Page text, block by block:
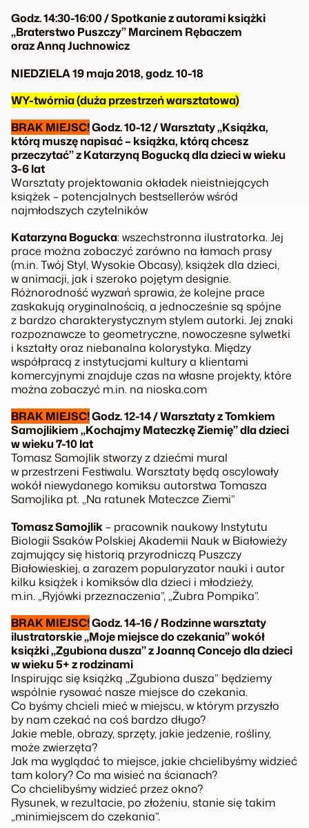
Godz. 14:30-16:00 / Spotkanie z autorami książki
„Braterstwo Puszczy” Marcinem Rębaczem
oraz Anną Juchnowicz
NIEDZIELA 19 maja 2018, godz. 10-18
WY-twórnia (duża przestrzeń warsztatowa)
BRAK MIEJSC!Godz. 10-12 / Warsztaty „Książka,
którą muszę napisać – książka, którą chcesz
przeczytać” z Katarzyną Bogucką dla dzieci w wieku
3-6 lat
Warsztaty projektowania okładek nieistniejących
książek – potencjalnych bestsellerów wśród
najmłodszych czytelników
Katarzyna Bogucka: wszechstronna ilustratorka. Jej
prace można zobaczyć zarówno na łamach prasy
(m.in. Twój Styl, Wysokie Obcasy), książek dla dzieci,
w animacji, jak i szeroko pojętym designie.
Różnorodność wyzwań sprawia, że kolejne prace
zaskakują oryginalnością, a jednocześnie są spójne
z bardzo charakterystycznym stylem autorki. Jej znaki
rozpoznawcze to geometryczne, nowoczesne sylwetki
i kształty oraz niebanalna kolorystyka. Między
współpracą z instytucjami kultury a klientami
komercyjnymi znajduje czas na własne projekty, które
można zobaczyć m.in. na nioska.com
BRAK MIEJSC!Godz. 12-14 / Warsztaty z Tomkiem
Samojlikiem „Kochajmy Mateczkę Ziemię” dla dzieci
w wieku 7-10 lat
Tomasz Samojlik stworzy z dziećmi mural
w przestrzeni Festiwalu. Warsztaty będą oscylowały
wokół niewydanego komiksu autorstwa Tomasza
Samojlika pt. „Na ratunek Mateczce Ziemi”
Tomasz Samojlik– pracownik naukowy Instytutu
Biologii Ssaków Polskiej Akademii Nauk w Białowieży
zajmujący się historią przyrodniczą Puszczy
Białowieskiej, a zarazem popularyzator nauki i autor
kilku książek i komiksów dla dzieci i młodzieży,
m.in. „Ryjówki przeznaczenia”, „Żubra Pompika”.
BRAK MIEJSC!Godz. 14-16 / Rodzinne warsztaty
ilustratorskie „Moje miejsce do czekania” wokół
książki „Zgubiona dusza” z Joanną Concejo dla dzieci
w wieku 5+ z rodzinami
Inspirując się książką „Zgubiona dusza” będziemy
wspólnie rysować nasze miejsce do czekania.
Co byśmy chcieli mieć w miejscu, w którym przyszło
by nam czekać na coś bardzo długo?
Jakie meble, obrazy, sprzęty, jakie jedzenie, rośliny,
może zwierzęta?
Jak ma wyglądać to miejsce, jakie chcielibyśmy widzieć
tam kolory? Co ma wisieć na ścianach?
Co chcielibyśmy widzieć przez okno?
Rysunek, w rezultacie, po złożeniu, stanie się takim
„minimiejscem do czekania”.